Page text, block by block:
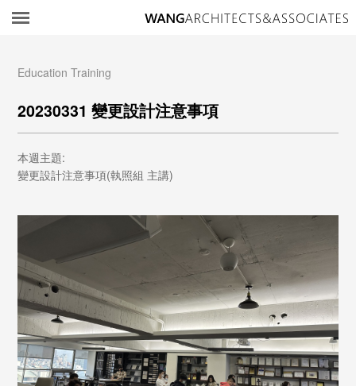
Education Training
20230331 變更設計注意事項
本週主題:
變更設計注意事項(執照組 主講)